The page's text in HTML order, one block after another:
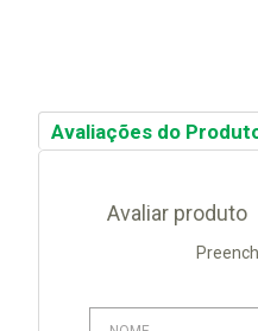
Avaliações do
Avaliar produto